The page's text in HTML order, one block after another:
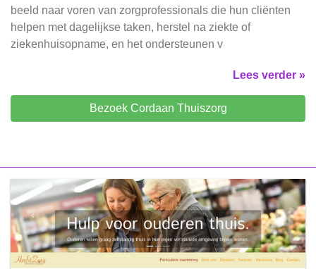
beeld naar voren van zorgprofessionals die hun cliënten
helpen met dagelijkse taken, herstel na ziekte of
ziekenhuisopname, en het ondersteunen v
Lees verder »
Bezoek Cordaan Thuiszorg